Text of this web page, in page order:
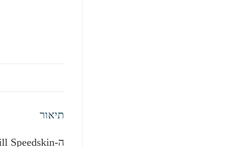
תיאור